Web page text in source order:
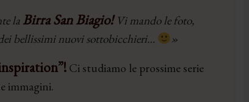
laBirra San Biagio!Vi mando le foto,
bellissimi nuovi sottobicchieri…
»
Ci studiamo le prossime serie
immagini.